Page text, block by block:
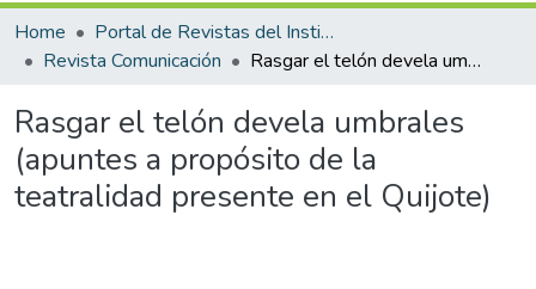
Home
Portal de Revistas del Instituto Tecnológico de Costa Rica
Revista Comunicación
Rasgar el telón devela umbrales (apuntes a propósito de la teatralidad presente en el Quijote)
Rasgar el telón devela umbrales
(apuntes a propósito de la
teatralidad presente en el Quijote)